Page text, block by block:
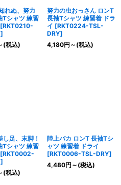
れぬ、努力
Tシャツ 練習
[RKT0210-
]
(税込)
努力の虫おっさん ロンT
長袖Tシャツ 練習着 ドラ
イ [RKT0224-TSL-
DRY]
4,180円 ～ (税込)
し足、末脚！
Tシャツ 練習
[RKT0002-
]
(税込)
陸上バカ ロンT 長袖Tシ
ャツ 練習着 ドライ
[RKT0006-TSL-DRY]
4,480円 ～ (税込)